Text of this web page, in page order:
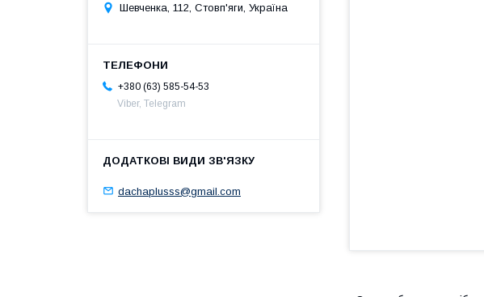
Шевченка, 112, Стовп'яги, Україна
+380 (63) 585-54-53
Viber, Telegram
dachaplusss@gmail.com